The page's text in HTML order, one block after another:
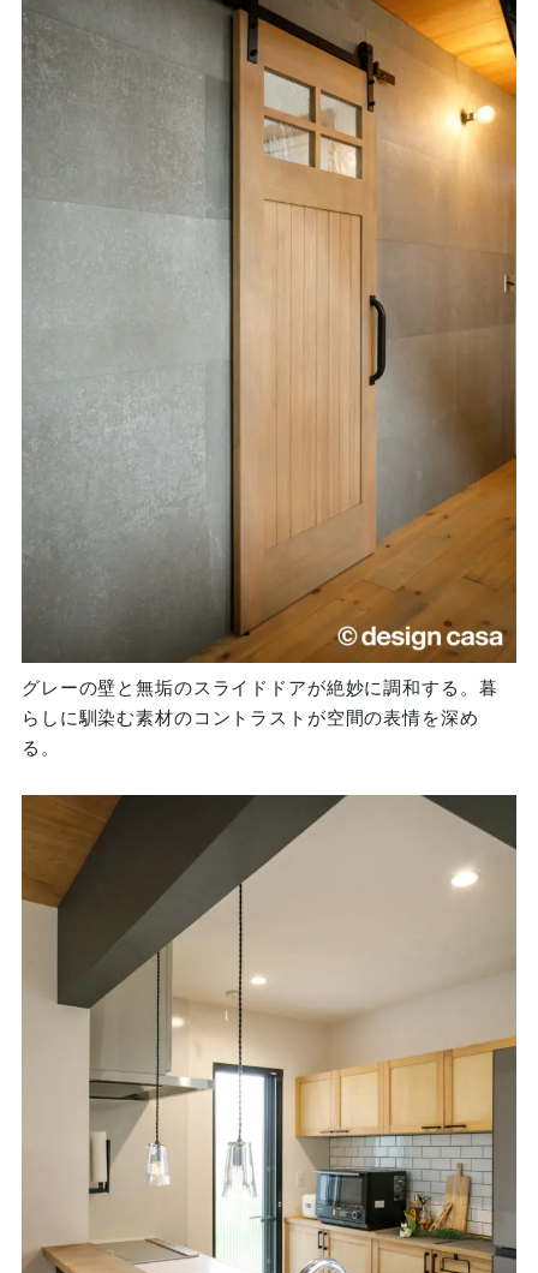
グレーの壁と無垢のスライドドアが絶妙に調和する。暮
らしに馴染む素材のコントラストが空間の表情を深め
る。